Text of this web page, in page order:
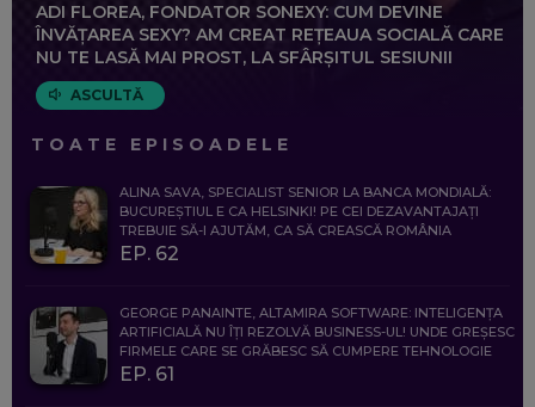
ADI FLOREA, FONDATOR SONEXY: CUM DEVINE
ÎNVĂȚAREA SEXY? AM CREAT REȚEAUA SOCIALĂ CARE
NU TE LASĂ MAI PROST, LA SFÂRȘITUL SESIUNII
ASCULTĂ
TOATE EPISOADELE
ALINA SAVA, SPECIALIST SENIOR LA BANCA MONDIALĂ:
BUCUREȘTIUL E CA HELSINKI! PE CEI DEZAVANTAJAȚI
TREBUIE SĂ-I AJUTĂM, CA SĂ CREASCĂ ROMÂNIA
EP. 62
GEORGE PANAINTE, ALTAMIRA SOFTWARE: INTELIGENȚA
ARTIFICIALĂ NU ÎȚI REZOLVĂ BUSINESS-UL! UNDE GREȘESC
FIRMELE CARE SE GRĂBESC SĂ CUMPERE TEHNOLOGIE
EP. 61